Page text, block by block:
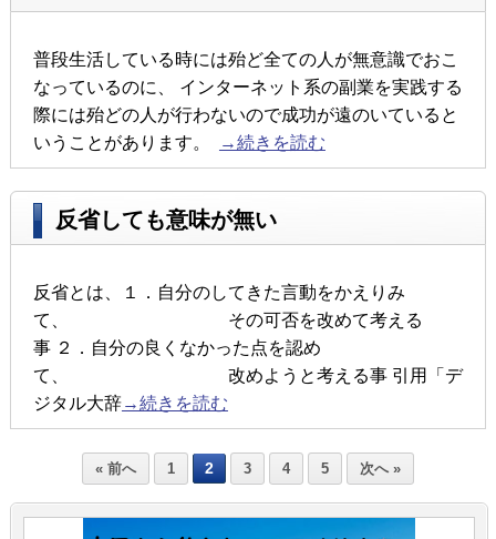
普段生活している時には殆ど全ての人が無意識でおこ
なっているのに、 インターネット系の副業を実践する
際には殆どの人が行わないので成功が遠のいていると
いうことがあります。
→続きを読む
反省しても意味が無い
反省とは、１．自分のしてきた言動をかえりみ
て、 その可否を改めて考える
事 ２．自分の良くなかった点を認め
て、 改めようと考える事 引用「デ
ジタル大辞→続きを読む
« 前へ 1 2 3 4 5 次へ »